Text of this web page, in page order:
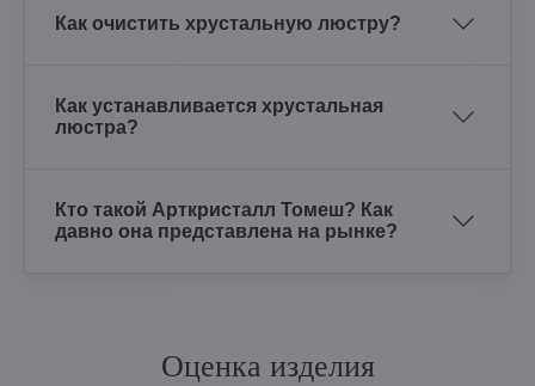
Как очистить хрустальную люстру?
Как устанавливается хрустальная
люстра?
Кто такой Арткристалл Томеш? Как
давно она представлена на рынке?
Оценка изделия